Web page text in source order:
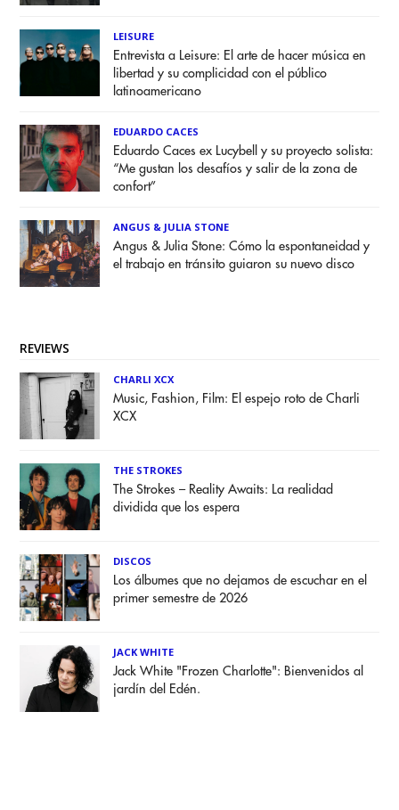
LEISURE
Entrevista a Leisure: El arte de hacer música en
libertad y su complicidad con el público
latinoamericano
EDUARDO CACES
Eduardo Caces ex Lucybell y su proyecto solista:
“Me gustan los desafíos y salir de la zona de
confort”
ANGUS & JULIA STONE
Angus & Julia Stone: Cómo la espontaneidad y
el trabajo en tránsito guiaron su nuevo disco
REVIEWS
CHARLI XCX
Music, Fashion, Film: El espejo roto de Charli
XCX
THE STROKES
The Strokes – Reality Awaits: La realidad
dividida que los espera
DISCOS
Los álbumes que no dejamos de escuchar en el
primer semestre de 2026
JACK WHITE
Jack White "Frozen Charlotte": Bienvenidos al
jardín del Edén.